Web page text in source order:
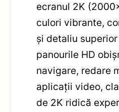
ecranul 2K
culori vibrante,
și detaliu
panourile HD
navigare, redare
aplicații video,
de 2K ridică